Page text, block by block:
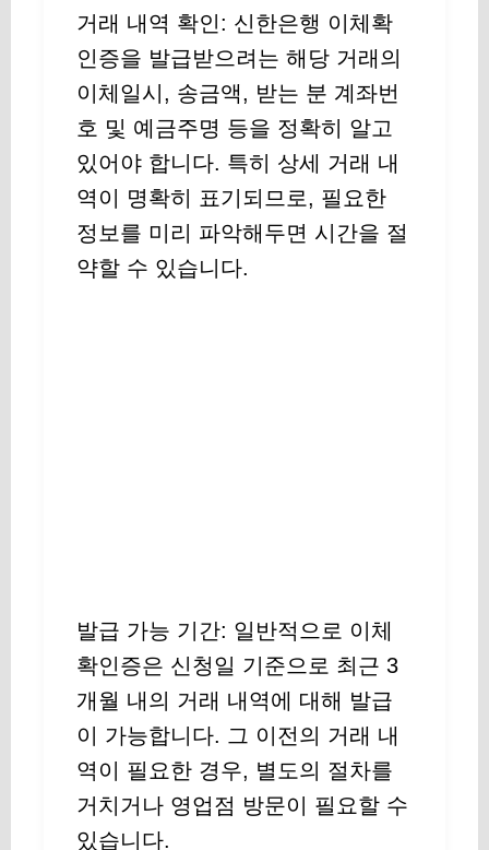
거래 내역 확인: 신한은행 이체확
인증을 발급받으려는 해당 거래의
이체일시, 송금액, 받는 분 계좌번
호 및 예금주명 등을 정확히 알고
있어야 합니다. 특히 상세 거래 내
역이 명확히 표기되므로, 필요한
정보를 미리 파악해두면 시간을 절
약할 수 있습니다.
발급 가능 기간: 일반적으로 이체
확인증은 신청일 기준으로 최근 3
개월 내의 거래 내역에 대해 발급
이 가능합니다. 그 이전의 거래 내
역이 필요한 경우, 별도의 절차를
거치거나 영업점 방문이 필요할 수
있습니다.